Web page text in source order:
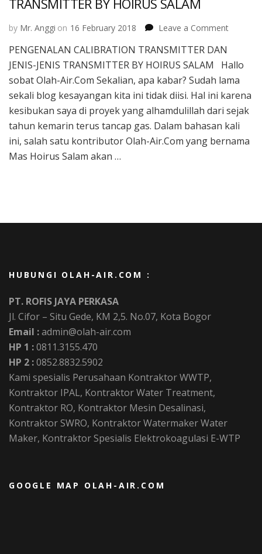
by Mr. Anggi on 16 February 2018 Leave a Commenton
DAN
JENIS
BY
HOIRUS
PENGENALAN CALIBRATION TRANSMITTER DAN
JENIS-JENIS TRANSMITTER BY HOIRUS SALAM Hallo
sobat Olah-Air.Com Sekalian, apa kabar? Sudah lama
sekali blog kesayangan kita ini tidak diisi. Hal ini karena
kesibukan saya di proyek yang alhamdulillah dari sejak
tahun kemarin terus tancap gas. Dalam bahasan kali
ini, salah satu kontributor Olah-Air.Com yang bernama
Mas Hoirus Salam akan …
HUBUNGI OLAH-AIR.COM :
PT. ROFIS JAYA PERKASA
Jl. Cifor – Situ Gede, KM 2,5. No.07, Kota Bogor
Email :admin@olah-air.com
HP 1 :0811.3155.470
HP 2 :0852.8832.5902
Kami spesialis Perusahaan Kontraktor WWTP,
Kontraktor IPAL, Kontraktor Water Treatment,
Kontraktor RO, Kontraktor Mesin Desalinasi,
Kontraktor SWRO, Kontraktor Watermaker Water
Maker, Kontraktor Spesialis Elektrokoagulasi E-WTP
GOOGLE MAP OLAH-AIR.COM